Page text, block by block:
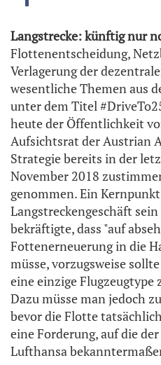
Langstrecke: künftig nur
Flottenentscheidung,
Verlagerung der
wesentliche Themen aus
unter dem Titel
heute der Öffentlichkeit
Aufsichtsrat der Austrian
Strategie bereits in der
November 2018
genommen. Ein
Langstreckengeschäft
bekräftigte, dass "auf
Fottenerneuerung in die
müsse, vorzugsweise
eine einzige Flugzeugtype
Dazu müsse man jedoch
bevor die Flotte
eine Forderung, auf die
Lufthansa